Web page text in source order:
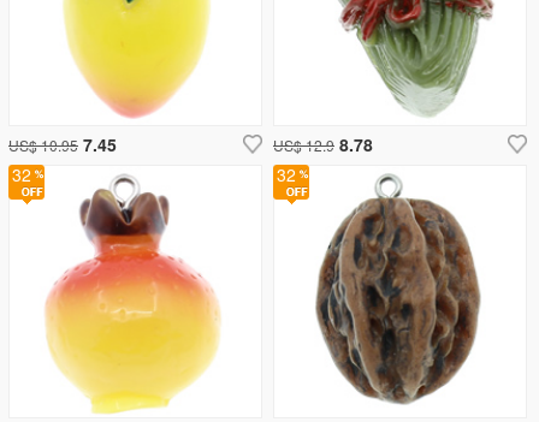
US$ 10.95 7.45 US$ 12.9 8.78
32
32